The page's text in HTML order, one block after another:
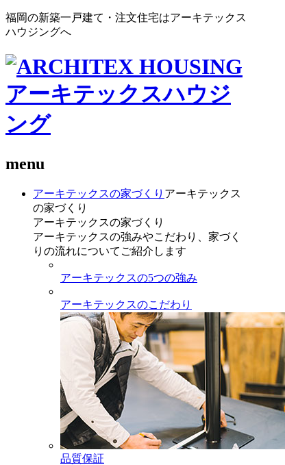
福岡の新築一戸建て・注文住宅はアーキテックス
ハウジングへ
menu
アーキテックスの家づくり アーキテックス
の家づくり
アーキテックスの家づくり
アーキテックスの強みやこだわり、家づく
りの流れについてご紹介します
アーキテックスの5つの強み
アーキテックスのこだわり
品質保証